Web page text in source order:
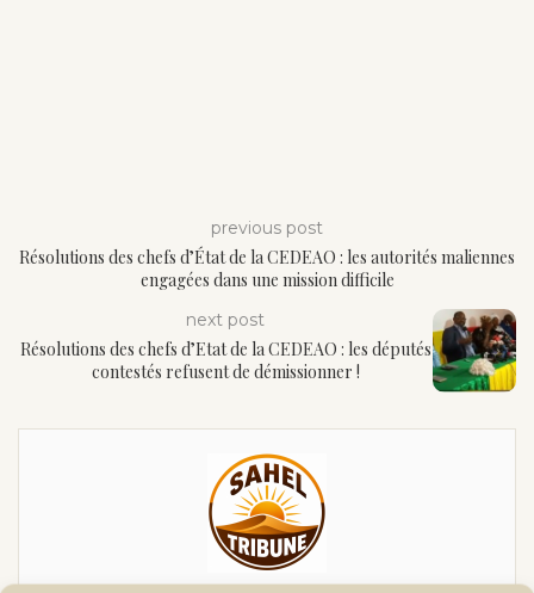
previous post
Résolutions des chefs d’État de la CEDEAO : les autorités maliennes
engagées dans une mission difficile
next post
Résolutions des chefs d’Etat de la CEDEAO : les députés
contestés refusent de démissionner !